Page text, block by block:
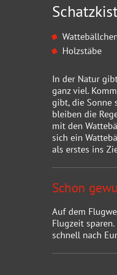
Holzstäbe
In der Natur
ganz viel.
gibt, die Sonne
bleiben die
mit den
sich ein
als erstes ins
Schon
Auf dem
Flugzeit
schnell nach